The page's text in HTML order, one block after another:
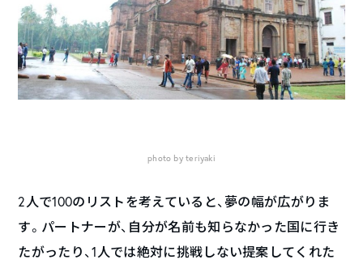
photo by teriyaki
2人で100のリストを考えていると、夢の幅が広がりま
す。パートナーが、自分が名前も知らなかった国に行き
たがったり、1人では絶対に挑戦しない提案してくれた